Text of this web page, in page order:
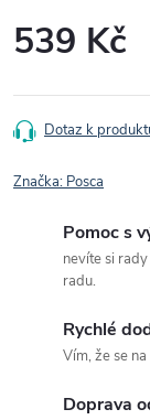
539 Kč
cena:
Dotaz k
Značka: Posca
Pomoc s
nevíte si
radu.
Rychlé
Vím, že se
Doprava